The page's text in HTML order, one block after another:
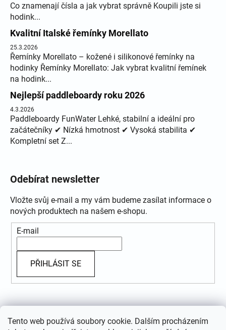
Tento web používá soubory cookie. Dalším procházením
Co znamenají čísla a jak vybrat správně Koupili jste si
hodink...
Kvalitní Italské řemínky Morellato
25.3.2026
Řemínky Morellato – kožené i silikonové řemínky na
hodinky Řemínky Morellato: Jak vybrat kvalitní řemínek
na hodink...
Nejlepší paddleboardy roku 2026
4.3.2026
Paddleboardy FunWater Lehké, stabilní a ideální pro
začátečníky ✔ Nízká hmotnost ✔ Vysoká stabilita ✔
Kompletní set Z...
Odebírat newsletter
Vložte svůj e-mail a my vám budeme zasílat informace o
nových produktech na našem e-shopu.
E-mail
PŘIHLÁSIT SE